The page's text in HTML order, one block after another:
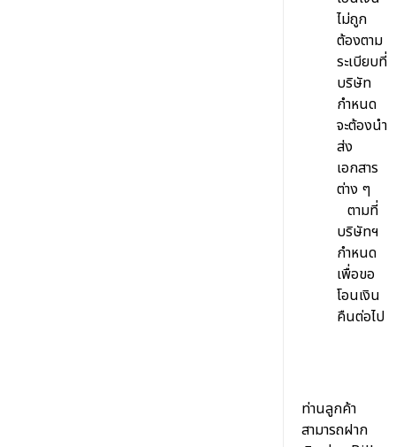
ไม่ถูก
ต้องตาม
ระเบียบที่
บริษัท
กำหนด
จะต้องนำ
ส่ง
เอกสาร
ต่าง ๆ
ตามที่
บริษัทฯ
กำหนด
เพื่อขอ
โอนเงิน
คืนต่อไป
ท่านลูกค้า
สามารถฝาก